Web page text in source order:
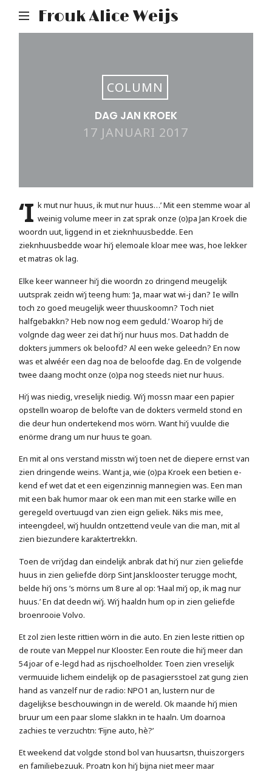
Frouk Alice Weijs
COLUMN
DAG JAN KROEK
17 JANUARI 2017
‘I k mut nur huus, ik mut nur huus…’ Mit een stemme woar al
weinig volume meer in zat sprak onze (o)pa Jan Kroek die
woordn uut, liggend in et zieknhuusbedde. Een
zieknhuusbedde woar hi’j elemoale kloar mee was, hoe lekker
et matras ok lag.
Elke keer wanneer hi’j die woordn zo dringend meugelijk
uutsprak zeidn wi’j teeng hum: ‘Ja, maar wat wi-j dan? Ie willn
toch zo goed meugelijk weer thuuskoomn? Toch niet
halfgebakkn? Heb now nog eem geduld.’ Woarop hi’j de
volgnde dag weer zei dat hi’j nur huus mos. Dat haddn de
dokters jummers ok beloofd? Al een weke geleedn? En now
was et alwéér een dag noa de beloofde dag. En de volgende
twee daang mocht onze (o)pa nog steeds niet nur huus.
Hi’j was niedig, vreselijk niedig. Wi’j mossn maar een papier
opstelln woarop de belofte van de dokters vermeld stond en
die deur hun ondertekend mos wörn. Want hi’j vuulde die
enörme drang um nur huus te goan.
En mit al ons verstand misstn wi’j toen net de diepere ernst van
zien dringende weins. Want ja, wie (o)pa Kroek een betien e-
kend ef wet dat et een eigenzinnig mannegien was. Een man
mit een bak humor maar ok een man mit een starke wille en
geregeld overtuugd van zien eign geliek. Niks mis mee,
inteengdeel, wi’j huuldn ontzettend veule van die man, mit al
zien biezundere karaktertrekkn.
Toen de vri’jdag dan eindelijk anbrak dat hi’j nur zien geliefde
huus in zien geliefde dörp Sint Jansklooster terugge mocht,
belde hi’j ons ’s mörns um 8 ure al op: ‘Haal mi’j op, ik mag nur
huus.’ En dat deedn wi’j. Wi’j haaldn hum op in zien geliefde
broenrooie Volvo.
Et zol zien leste rittien wörn in die auto. En zien leste rittien op
de route van Meppel nur Klooster. Een route die hi’j meer dan
54 joar of e-legd had as rijschoelholder. Toen zien vreselijk
vermuuide lichem eindelijk op de pasagiersstoel zat gung zien
hand as vanzelf nur de radio: NPO1 an, lustern nur de
dagelijkse beschouwingn in de wereld. Ok maande hi’j mien
bruur um een paar slome slakkn in te haaln. Um doarnoa
zachies te verzuchtn: ‘Fijne auto, hè?’
Et weekend dat volgde stond bol van huusartsn, thuiszorgers
en familiebezuuk. Proatn kon hi’j bijna niet meer maar